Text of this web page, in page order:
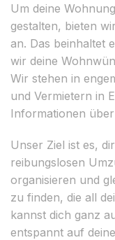
Um deine
gestalten, bieten
an. Das beinhaltet
wir deine
Wir stehen in
und Vermietern in
Informationen
Unser Ziel ist es,
reibungslosen
organisieren und
zu finden, die all
kannst dich ganz
entspannt auf